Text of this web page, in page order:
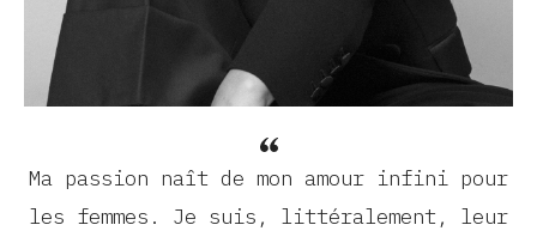
Ma passion naît de mon amour infini pour
les femmes. Je suis, littéralement, leur